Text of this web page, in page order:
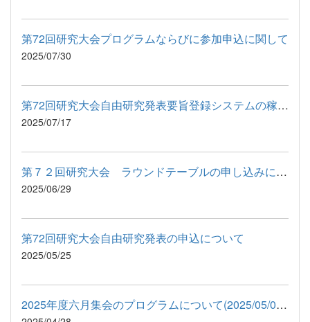
第72回研究大会プログラムならびに参加申込に関して
2025/07/30
第72回研究大会自由研究発表要旨登録システムの稼働のお知らせ
2025/07/17
第７２回研究大会 ラウンドテーブルの申し込みについて
2025/06/29
第72回研究大会自由研究発表の申込について
2025/05/25
2025年度六月集会のプログラムについて(2025/05/01加筆）